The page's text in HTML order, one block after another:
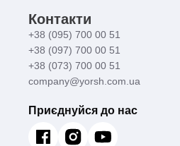
Контакти
+38 (095) 700 00 51
+38 (097) 700 00 51
+38 (073) 700 00 51
company@yorsh.com.ua
Приєднуйся до нас